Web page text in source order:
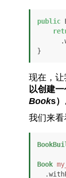
public
}
现在，
以创建
Books）
我们来看
Book